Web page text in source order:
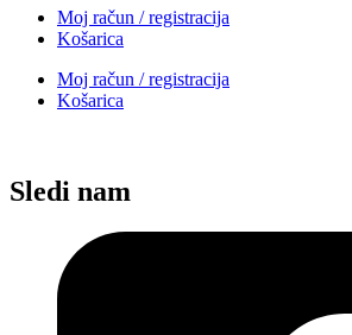
Moj račun / registracija
Košarica
Moj račun / registracija
Košarica
Sledi nam